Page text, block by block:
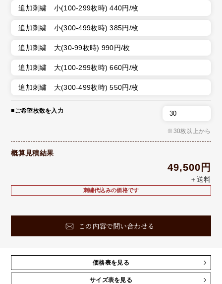
追加刺繍 小(100-299枚時) 440円/枚
追加刺繍 小(300-499枚時) 385円/枚
追加刺繍 大(30-99枚時) 990円/枚
追加刺繍 大(100-299枚時) 660円/枚
追加刺繍 大(300-499枚時) 550円/枚
■ご希望枚数を入力
※30枚以上から
概算見積結果
49,500円
＋送料
刺繍代込みの価格です
この内容で問い合わせる
価格表を見る
サイズ表を見る